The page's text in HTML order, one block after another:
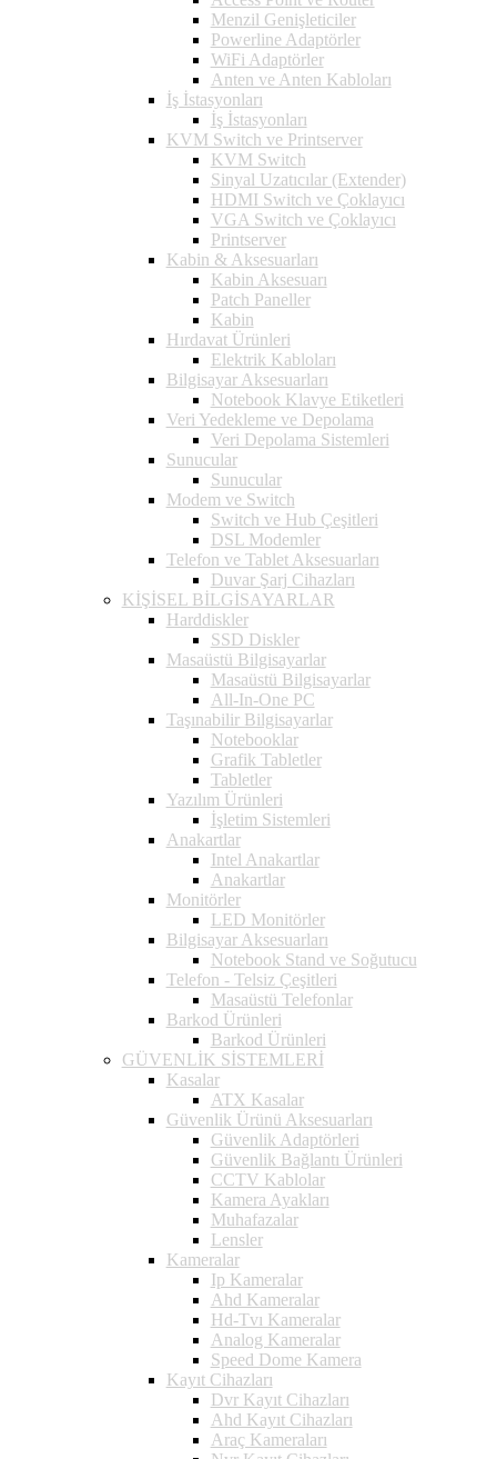
Menzil Genişleticiler
Powerline Adaptörler
WiFi Adaptörler
Anten ve Anten Kabloları
İş İstasyonları
İş İstasyonları
KVM Switch ve Printserver
KVM Switch
Sinyal Uzatıcılar (Extender)
HDMI Switch ve Çoklayıcı
VGA Switch ve Çoklayıcı
Printserver
Kabin & Aksesuarları
Kabin Aksesuarı
Patch Paneller
Kabin
Hırdavat Ürünleri
Elektrik Kabloları
Bilgisayar Aksesuarları
Notebook Klavye Etiketleri
Veri Yedekleme ve Depolama
Veri Depolama Sistemleri
Sunucular
Sunucular
Modem ve Switch
Switch ve Hub Çeşitleri
DSL Modemler
Telefon ve Tablet Aksesuarları
Duvar Şarj Cihazları
KİŞİSEL BİLGİSAYARLAR
Harddiskler
SSD Diskler
Masaüstü Bilgisayarlar
Masaüstü Bilgisayarlar
All-In-One PC
Taşınabilir Bilgisayarlar
Notebooklar
Grafik Tabletler
Tabletler
Yazılım Ürünleri
İşletim Sistemleri
Anakartlar
Intel Anakartlar
Anakartlar
Monitörler
LED Monitörler
Bilgisayar Aksesuarları
Notebook Stand ve Soğutucu
Telefon - Telsiz Çeşitleri
Masaüstü Telefonlar
Barkod Ürünleri
Barkod Ürünleri
GÜVENLİK SİSTEMLERİ
Kasalar
ATX Kasalar
Güvenlik Ürünü Aksesuarları
Güvenlik Adaptörleri
Güvenlik Bağlantı Ürünleri
CCTV Kablolar
Kamera Ayakları
Muhafazalar
Lensler
Kameralar
Ip Kameralar
Ahd Kameralar
Hd-Tvı Kameralar
Analog Kameralar
Speed Dome Kamera
Kayıt Cihazları
Dvr Kayıt Cihazları
Ahd Kayıt Cihazları
Araç Kameraları